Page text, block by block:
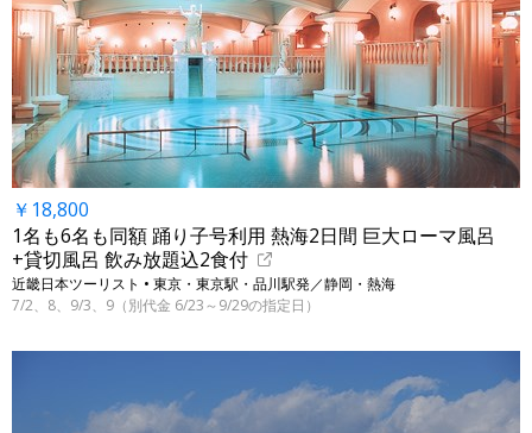
￥18,800
1名も6名も同額 踊り子号利用 熱海2日間 巨大ローマ風呂
+貸切風呂 飲み放題込2食付
近畿日本ツーリスト • 東京・東京駅・品川駅発／静岡・熱海
7/2、8、9/3、9（別代金 6/23～9/29の指定日）